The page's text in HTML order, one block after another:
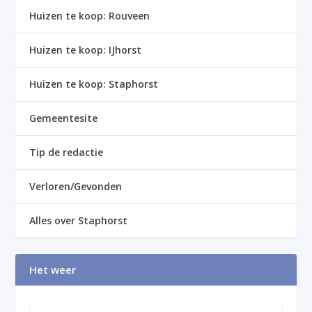
Huizen te koop: Rouveen
Huizen te koop: IJhorst
Huizen te koop: Staphorst
Gemeentesite
Tip de redactie
Verloren/Gevonden
Alles over Staphorst
Het weer